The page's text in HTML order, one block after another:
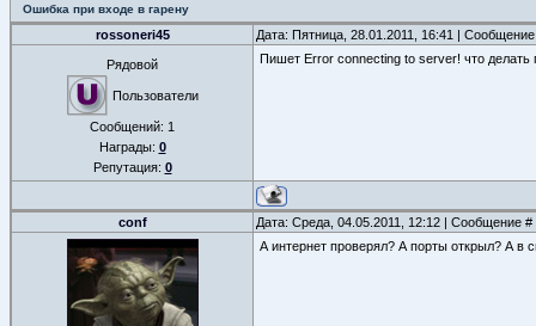
Ошибка при входе в гарену
rossoneri45 Дата: Пятница, 28.01.2011, 16:41 |
Рядовой
Пользователи
Сообщений: 1
Награды: 0
Репутация: 0
Пишет Error connecting to server! что делать
conf Дата: Среда, 04.05.2011, 12:12 | Сообщение #
А интернет проверял? А порты открыл? А в